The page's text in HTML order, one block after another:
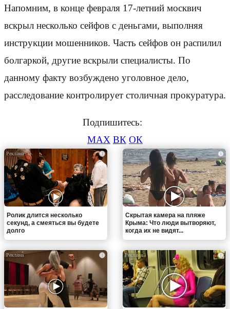
Напомним, в конце февраля 17-летний москвич
вскрыл несколько сейфов с деньгами, выполняя
инструкции мошенников. Часть сейфов он распилил
болгаркой, другие вскрыли специалисты. По
данному факту возбуждено уголовное дело,
расследование контролирует столичная прокуратура.
Подпишитесь:
MAX ВК ОК
i
Ролик длится несколько
секунд, а смеяться вы будете
долго
i
Скрытая камера на пляже
Крыма: Что люди вытворяют,
когда их не видят...
i i